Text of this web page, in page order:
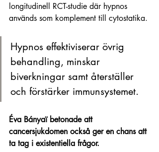
longitudinell RCT-studie där hypnos
används som komplement till cytostatika.
Hypnos effektiviserar övrig
behandling, minskar
biverkningar samt återställer
och förstärker immunsystemet.
Éva Bányaï betonade att
cancersjukdomen också ger en chans att
ta tag i existentiella frågor.